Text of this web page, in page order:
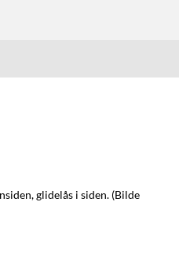
glidelås i siden. (Bilde